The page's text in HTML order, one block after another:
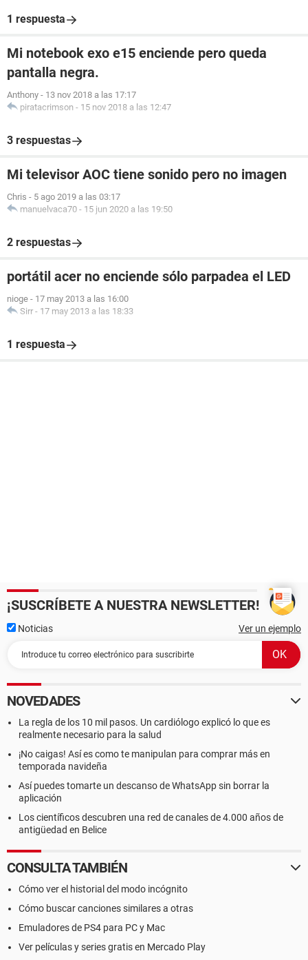
1 respuesta
Mi notebook exo e15 enciende pero queda
pantalla negra.
Anthony - 13 nov 2018 a las 17:17
piratacrimson - 15 nov 2018 a las 12:47
3 respuestas
Mi televisor AOC tiene sonido pero no imagen
Chris - 5 ago 2019 a las 03:17
manuelvaca70 - 15 jun 2020 a las 19:50
2 respuestas
portátil acer no enciende sólo parpadea el LED
nioge - 17 may 2013 a las 16:00
Sirr - 17 may 2013 a las 18:33
1 respuesta
¡SUSCRÍBETE A NUESTRA NEWSLETTER!
Noticias Ver un ejemplo
NOVEDADES
La regla de los 10 mil pasos. Un cardiólogo explicó lo que es
realmente necesario para la salud
¡No caigas! Así es como te manipulan para comprar más en
temporada navideña
Así puedes tomarte un descanso de WhatsApp sin borrar la
aplicación
Los científicos descubren una red de canales de 4.000 años de
antigüedad en Belice
CONSULTA TAMBIÉN
Cómo ver el historial del modo incógnito
Cómo buscar canciones similares a otras
Emuladores de PS4 para PC y Mac
Ver películas y series gratis en Mercado Play